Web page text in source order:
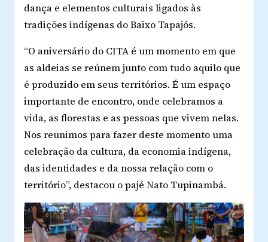
dança e elementos culturais ligados às
tradições indígenas do Baixo Tapajós.
“O aniversário do CITA é um momento em que
as aldeias se reúnem junto com tudo aquilo que
é produzido em seus territórios. É um espaço
importante de encontro, onde celebramos a
vida, as florestas e as pessoas que vivem nelas.
Nos reunimos para fazer deste momento uma
celebração da cultura, da economia indígena,
das identidades e da nossa relação com o
território”, destacou o pajé Nato Tupinambá.